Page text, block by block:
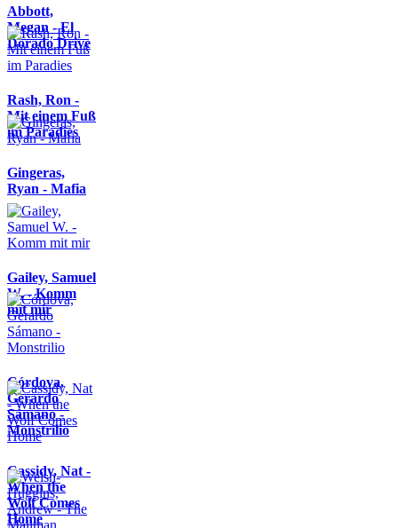
Abbott,
Megan - El
Dorado Drive
Rash, Ron -
Mit einem Fuß
im Paradies
Gingeras,
Ryan - Mafia
Gailey, Samuel
W. - Komm
mit mir
Córdova,
Gerardo
Sámano -
Monstrilio
Cassidy, Nat -
When the
Wolf Comes
Home